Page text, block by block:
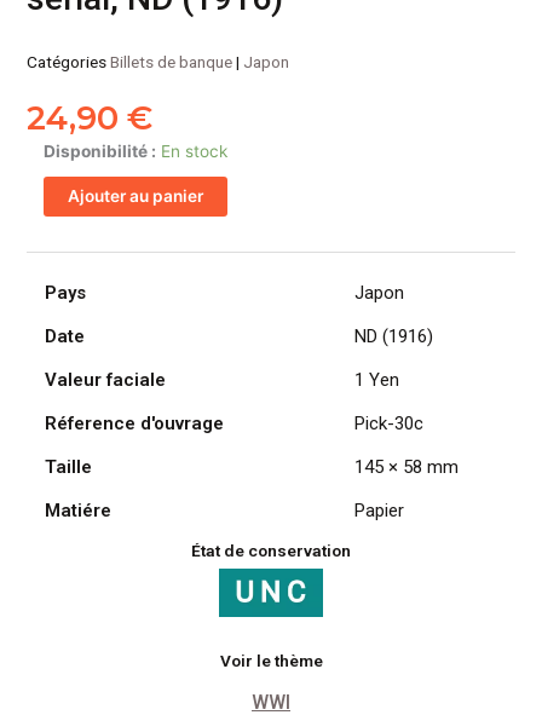
CatégoriesBillets de banque| Japon
24,90€
Disponibilité : En stock
quantité
de
JAPON
de
arabic
ND
(1916)
Ajouter au panier
Pays
Japon
Date
ND (1916)
Valeur faciale
1 Yen
Réference d'ouvrage
Pick-30c
Taille
145 × 58 mm
Matiére
Papier
État de conservation
Voir le thème
WWI